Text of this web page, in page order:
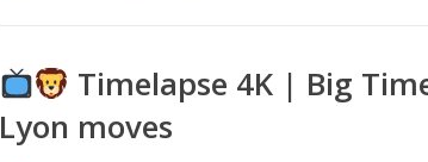
Timelapse 4K | Big
Lyon moves